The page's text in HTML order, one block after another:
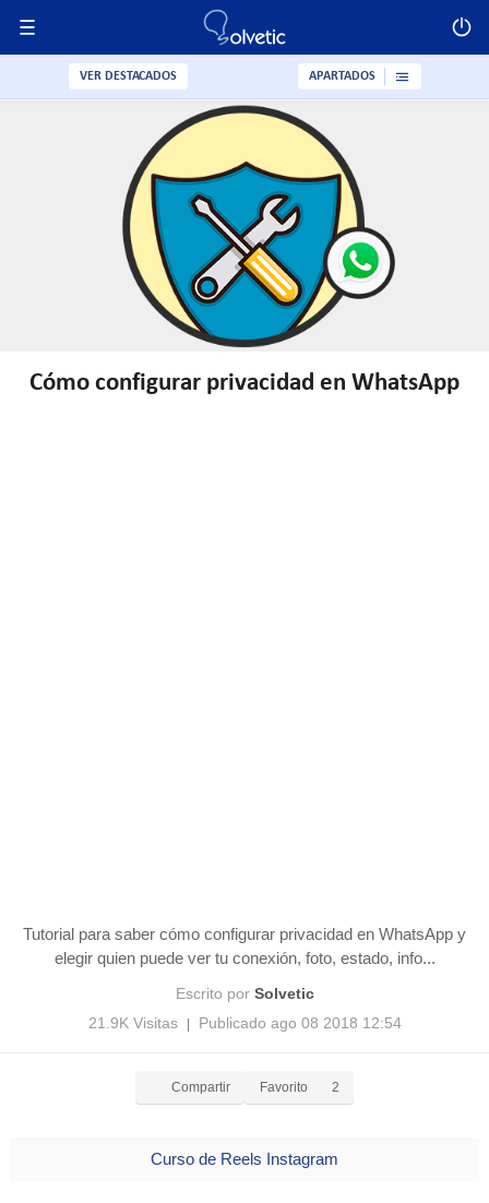
Cómo configurar privacidad en WhatsApp
Tutorial para saber cómo configurar privacidad en WhatsApp y
elegir quien puede ver tu conexión, foto, estado, info...
Escrito por Solvetic
21.9K Visitas
Publicado ago 08 2018 12:54
Compartir Favorito 2
Curso de Reels Instagram
VER DESTACADOS APARTADOS